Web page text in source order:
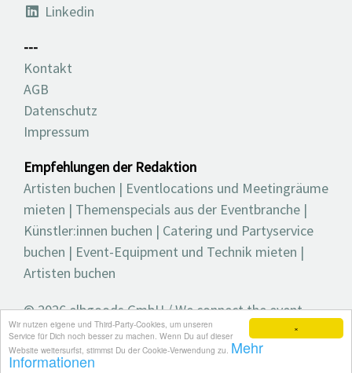
×
Wir nutzen eigene und Third-Party-Cookies, um unseren
Service für Dich noch besser zu machen. Wenn Du auf dieser
Website weitersurfst, stimmst Du der Cookie-Verwendung zu. Mehr
Informationen
Linkedin
---
Kontakt
AGB
Datenschutz
Impressum
Empfehlungen der Redaktion
Artisten buchen | Eventlocations und Meetingräume
mieten | Themenspecials aus der Eventbranche |
Künstler:innen buchen | Catering und Partyservice
buchen | Event-Equipment und Technik mieten |
Artisten buchen
© 2026 elbgoods GmbH / We connect the event
industry / Medienvielfalt für die Eventplanung /
Eventbranchenbuch, Blog, Magazin und mehr